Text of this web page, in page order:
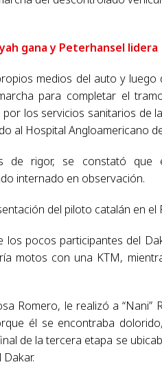
gana y Peterhansel lidera
medios del auto y
para completar el
los servicios sanitarios
al Hospital Angloamericano
de rigor, se constató que
internado en observación.
del piloto catalán en el
los pocos participantes del
motos con una KTM,
Romero, le realizó a
él se encontraba
de la tercera etapa se